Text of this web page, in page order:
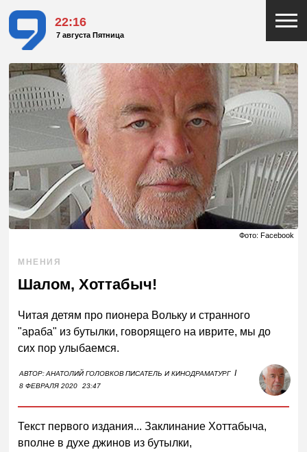
22:16
7 августа Пятница
Фото: Facebook
МНЕНИЯ
Шалом, Хоттабыч!
Читая детям про пионера Вольку и странного
"араба" из бутылки, говорящего на иврите, мы до
сих пор улыбаемся.
АВТОР:АНАТОЛИЙ ГОЛОВКОВПИСАТЕЛЬ И КИНОДРАМАТУРГ I
8 ФЕВРАЛЯ 2020 23:47
Текст первого издания... Заклинание Хоттабыча,
вполне в духе джинов из бутылки,